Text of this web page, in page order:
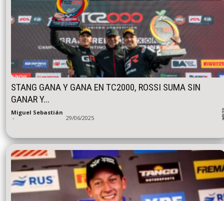
STANG GANA Y GANA EN TC2000, ROSSI SUMA SIN
GANAR Y...
Miguel Sebastián
- 29/06/2025